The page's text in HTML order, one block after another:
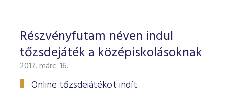
Részvényfutam néven indul
tőzsdejáték a középiskolásoknak
2017. márc. 16.